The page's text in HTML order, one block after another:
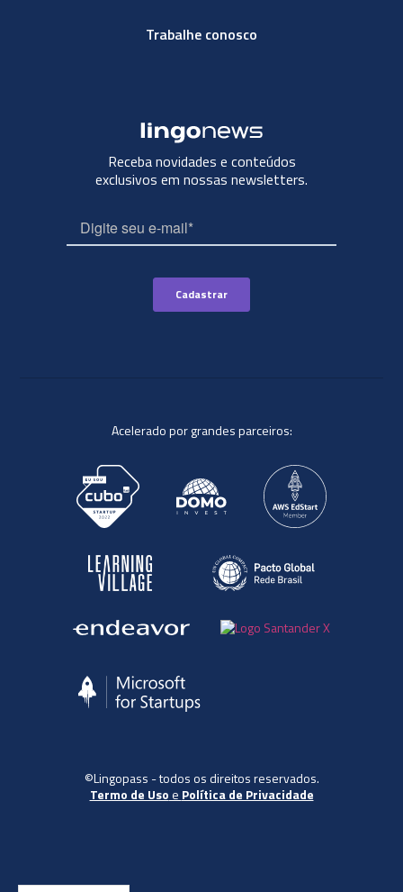
Trabalhe conosco
Receba novidades e conteúdos
exclusivos em nossas newsletters.
Acelerado por grandes parceiros:
©Lingopass - todos os direitos reservados.
Termo de Uso e Política de Privacidade